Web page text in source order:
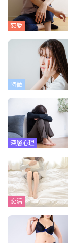
恋愛
特徴
深層心理
恋活